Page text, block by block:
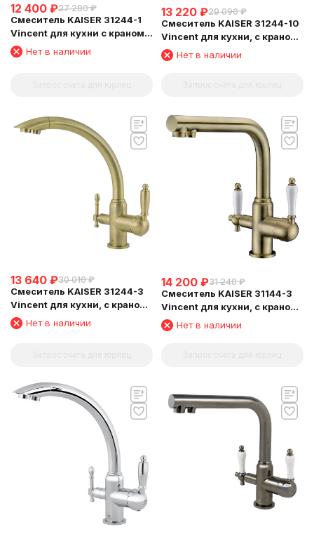
12 400 ₽27 280 ₽
Смеситель KAISER 31244-1
Vincent для кухни с краном
для питьевой воды
Нет в наличии
13 220 ₽29 090 ₽
Смеситель KAISER 31244-10
Vincent для кухни, с краном
для питьевой воды, белый
глянц
Нет в наличии
13 640 ₽30 010 ₽
Смеситель KAISER 31244-3
Vincent для кухни, с краном
для питьевой воды,
бронзовый
Нет в наличии
14 200 ₽31 240 ₽
Смеситель KAISER 31144-3
Vincent для кухни, с краном
для питьевой воды,
бронзовый
Нет в наличии